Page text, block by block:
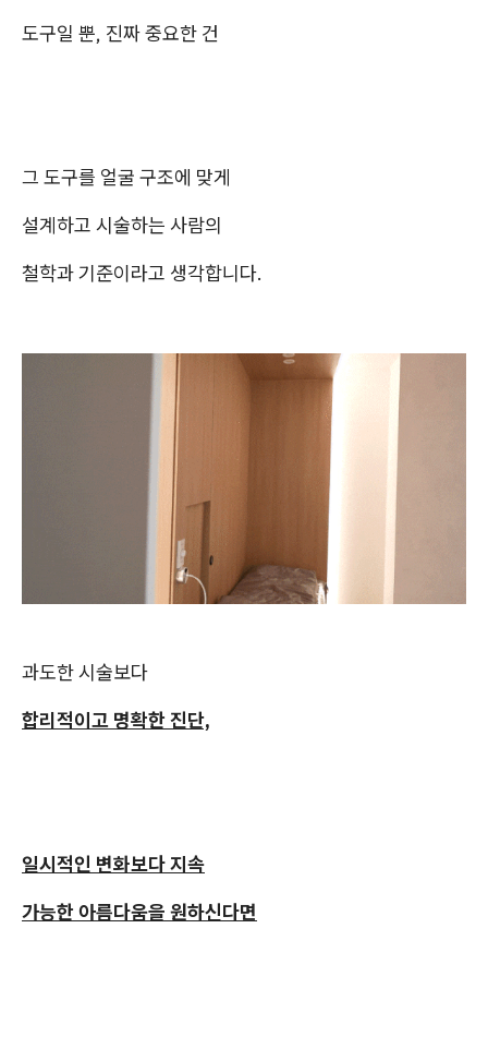
도구일 뿐, 진짜 중요한 건
그 도구를 얼굴 구조에 맞게
설계하고 시술하는 사람의
철학과 기준이라고 생각합니다.
과도한 시술보다
합리적이고 명확한 진단,
일시적인 변화보다 지속
가능한 아름다움을 원하신다면